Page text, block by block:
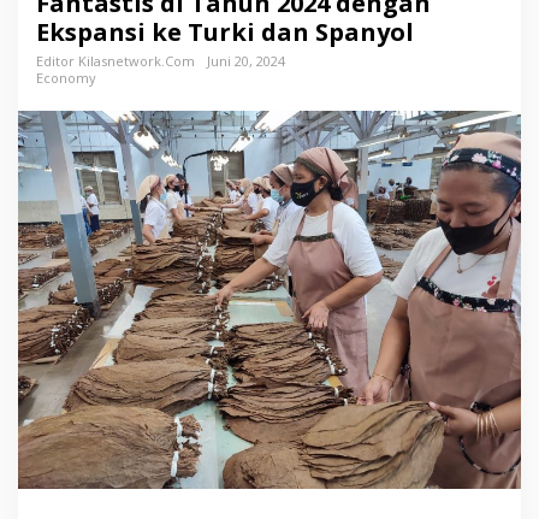
s
E
k
p
o
r
T
e
m
b
a
k
a
u
,
P
T
P
R
Ekspansi ke Turki dan Spanyol
Editor Kilasnetwork.com
Juni 20, 2024
Economy